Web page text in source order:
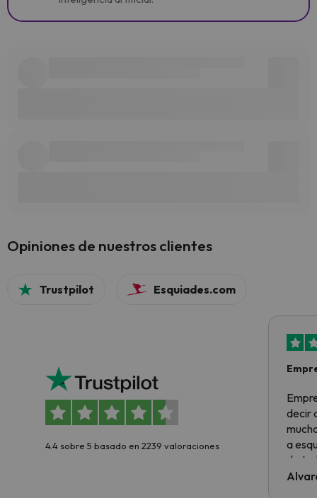
Opiniones de nuestros clientes
Trustpilot Esquiades.com
4.4 sobre 5 basado en 2239 valoraciones
decir
a
de
al